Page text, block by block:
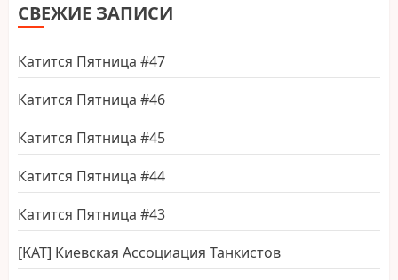
СВЕЖИЕ ЗАПИСИ
Катится Пятница #47
Катится Пятница #46
Катится Пятница #45
Катится Пятница #44
Катится Пятница #43
[KAT] Киевская Ассоциация Танкистов